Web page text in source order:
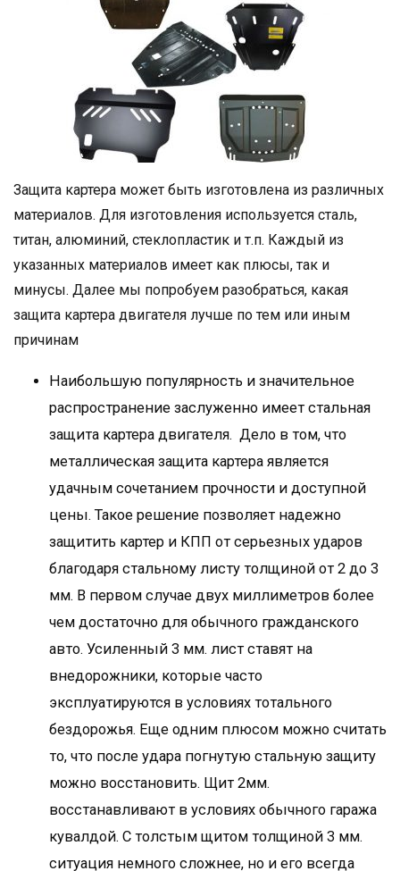
Защита картера может быть изготовлена из различных
материалов. Для изготовления используется сталь,
титан, алюминий, стеклопластик и т.п. Каждый из
указанных материалов имеет как плюсы, так и
минусы. Далее мы попробуем разобраться, какая
защита картера двигателя лучше по тем или иным
причинам
Наибольшую популярность и значительное
распространение заслуженно имеет стальная
защита картера двигателя. Дело в том, что
металлическая защита картера является
удачным сочетанием прочности и доступной
цены. Такое решение позволяет надежно
защитить картер и КПП от серьезных ударов
благодаря стальному листу толщиной от 2 до 3
мм. В первом случае двух миллиметров более
чем достаточно для обычного гражданского
авто. Усиленный 3 мм. лист ставят на
внедорожники, которые часто
эксплуатируются в условиях тотального
бездорожья. Еще одним плюсом можно считать
то, что после удара погнутую стальную защиту
можно восстановить. Щит 2мм.
восстанавливают в условиях обычного гаража
кувалдой. С толстым щитом толщиной 3 мм.
ситуация немного сложнее, но и его всегда